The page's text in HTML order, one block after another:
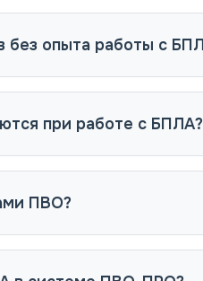
без опыта работы с
при работе с БПЛА?
ПВО?